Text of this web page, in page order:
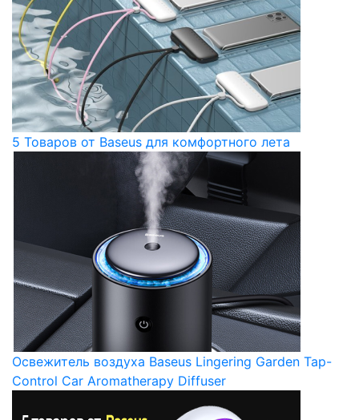
5 Товаров от Baseus для комфортного лета
Освежитель воздуха Baseus Lingering Garden Tap-
Control Car Aromatherapy Diffuser